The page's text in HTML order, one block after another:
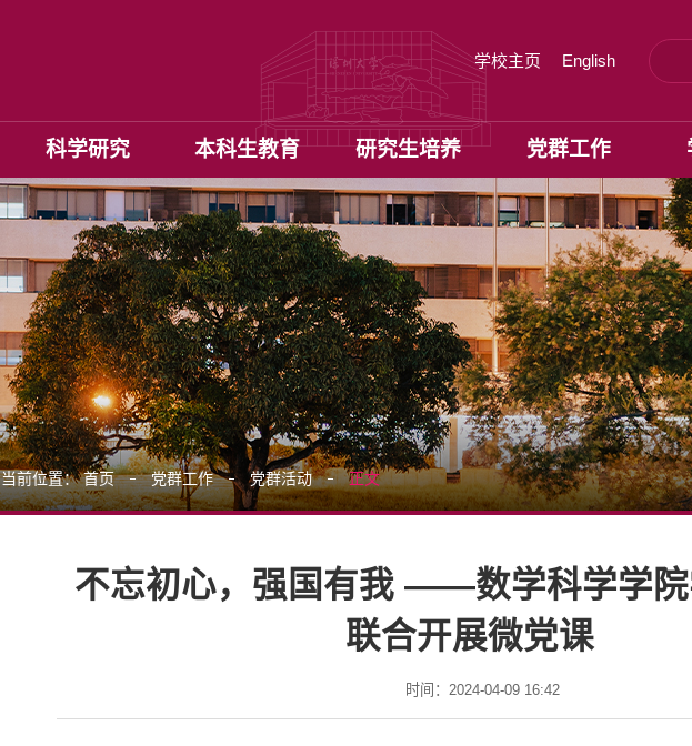
学校主页 English
科学研究 本科生教育 研究生培养 党群工作
当前位置：首页 党群工作 党群活动 正文
不忘初心，强国有我 ——数学科学学
联合开展微党课
时间：2024-04-09 16:42